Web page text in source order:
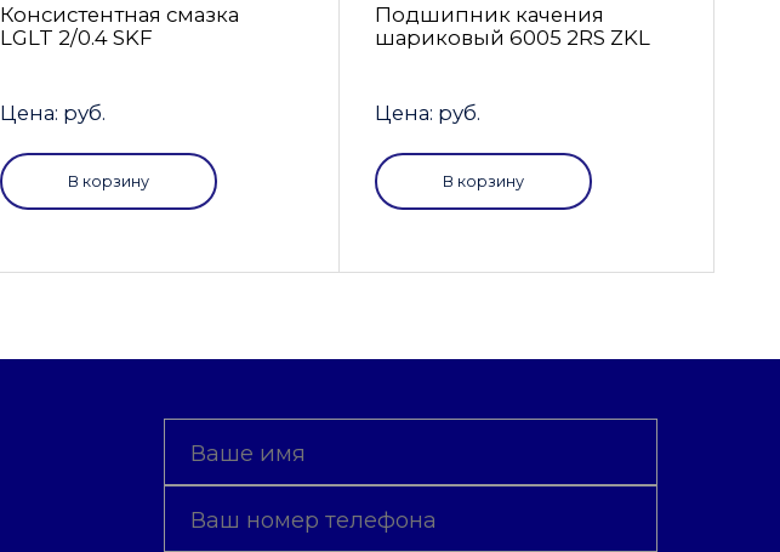
Консистентная смазка
LGLT 2/0.4 SKF
Цена: руб.
В корзину
Подшипник качения
шариковый 6005 2RS ZKL
Цена: руб.
В корзину